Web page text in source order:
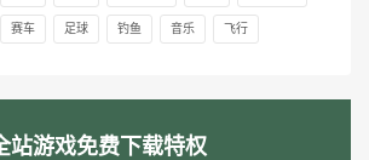
赛车 足球 钓鱼 音乐 飞行
站游戏免费下载特权